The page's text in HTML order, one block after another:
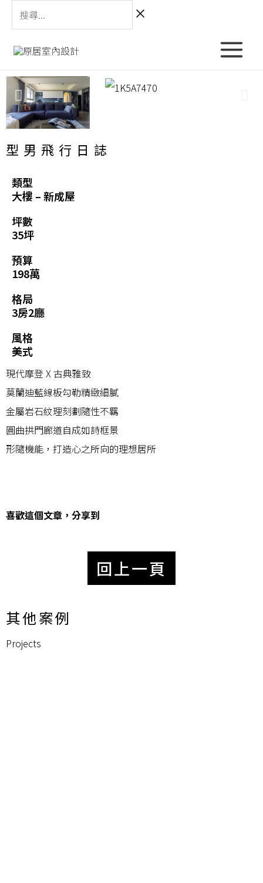
容
尋...
Main
型男飛行日誌
類型
大樓 – 新成屋
坪數
35坪
預算
198萬
格局
3房2廳
風格
美式
現代摩登 X 古典雅致
莫蘭迪藍線板勾勒精緻細膩
金屬岩石紋理刻劃隨性不羈
圓曲拱門廊道自成如詩框景
形隨機能，打造心之所向的理想居所
喜歡這個文章，分享到
回上一頁
其他案例
Projects